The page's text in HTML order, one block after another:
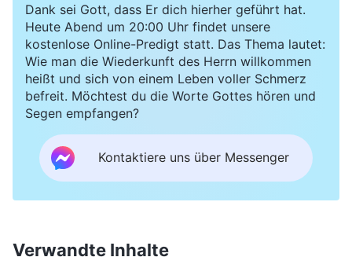
immer Erkenntnis.“ Damals wollte ich sagen, sie
sollten nicht so viel von mir halten, denn ich bin
verdorben, ich habe Schwierigkeiten in meiner
Pflicht, und unter Druck reagiere ich negativ.
Aber dann dachte ich: „Werden sie in Zukunft
immer noch so viel von mir halten, wenn ich
ihnen die Wahrheit sage? Werden sie sich immer
noch an mich wenden, wenn sie Fragen haben?“
sprach ich die Wahrheit nicht aus.
Dank sei Gott, dass Er dich hierher geführt hat.
Heute Abend um 20:00 Uhr findet unsere
kostenlose Online-Predigt statt. Das Thema lautet:
Wie man die Wiederkunft des Herrn willkommen
heißt und sich von einem Leben voller Schmerz
befreit. Möchtest du die Worte Gottes hören und
Segen empfangen?
Kontaktiere uns über Messenger
Verwandte Inhalte